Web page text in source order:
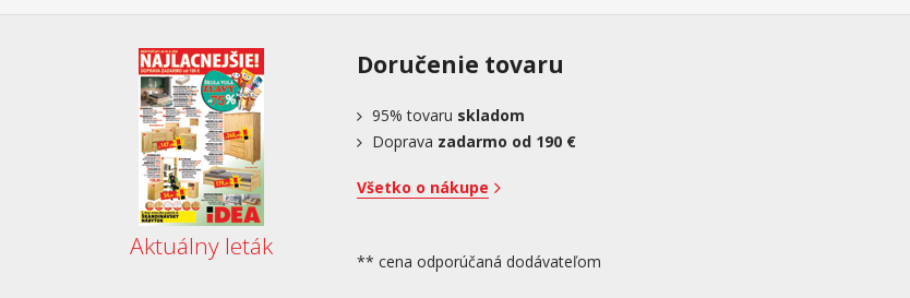
Aktuálny leták
Doručenie tovaru
95% tovaru skladom
Doprava zadarmo od 190 €
Všetko o nákupe
** cena odporúčaná dodávateľom